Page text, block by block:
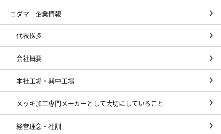
コダマ 企業情報
代表挨拶
会社概要
本社工場・巽中工場
メッキ加工専門メーカーとして大切にしていること
経営理念・社訓